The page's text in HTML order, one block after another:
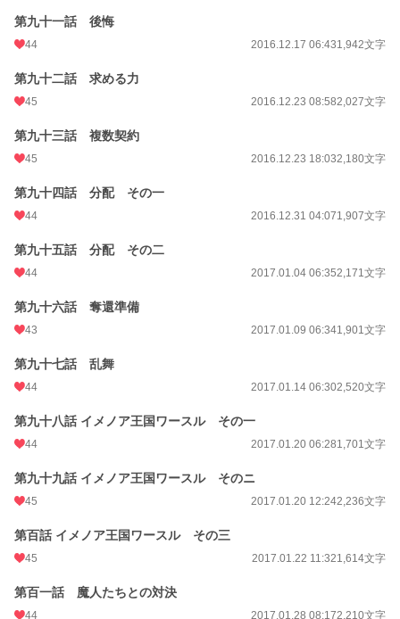
第九十一話 後悔
44 2016.12.17 06:431,942文字
第九十二話 求める力
45 2016.12.23 08:582,027文字
第九十三話 複数契約
45 2016.12.23 18:032,180文字
第九十四話 分配 その一
44 2016.12.31 04:071,907文字
第九十五話 分配 その二
44 2017.01.04 06:352,171文字
第九十六話 奪還準備
43 2017.01.09 06:341,901文字
第九十七話 乱舞
44 2017.01.14 06:302,520文字
第九十八話 イメノア王国ワースル その一
44 2017.01.20 06:281,701文字
第九十九話 イメノア王国ワースル そのニ
45 2017.01.20 12:242,236文字
第百話 イメノア王国ワースル その三
45 2017.01.22 11:321,614文字
第百一話 魔人たちとの対決
44 2017.01.28 08:172,210文字